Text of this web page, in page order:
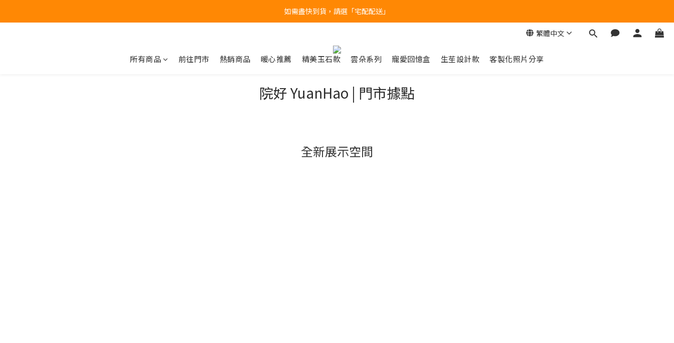
台北民權門市，現貨展示中
如需盡快到貨，請選「宅配配送」
台北民權門市，現貨展示中
繁體中文
所有商品 前往門市 熱銷商品 暖心推薦 精美玉石款 雲朵系列 寵愛回憶盒 生苼設計款 客製化照片分享
院好 YuanHao | 門市據點
全新展示空間